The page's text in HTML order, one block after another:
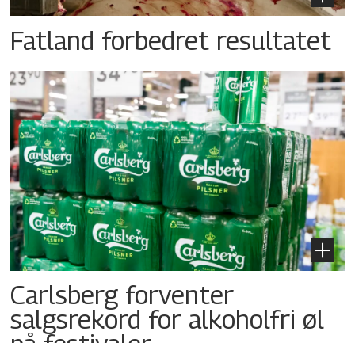
Fatland forbedret resultatet
Carlsberg forventer
salgsrekord for alkoholfri øl